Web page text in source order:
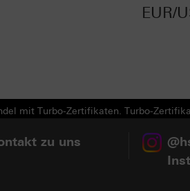
EUR/
mit Turbo-Zertifikaten. Turbo-
zu uns